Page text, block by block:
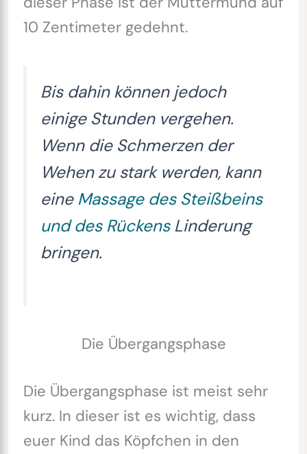
10 Zentimeter gedehnt.
Bis dahin können jedoch
einige Stunden vergehen.
Wenn die Schmerzen der
Wehen zu stark werden, kann
eine Massage des Steißbeins
und des RückensLinderung
bringen.
Die Übergangsphase
Die Übergangsphase ist meist sehr
kurz. In dieser ist es wichtig, dass
euer Kind das Köpfchen in den